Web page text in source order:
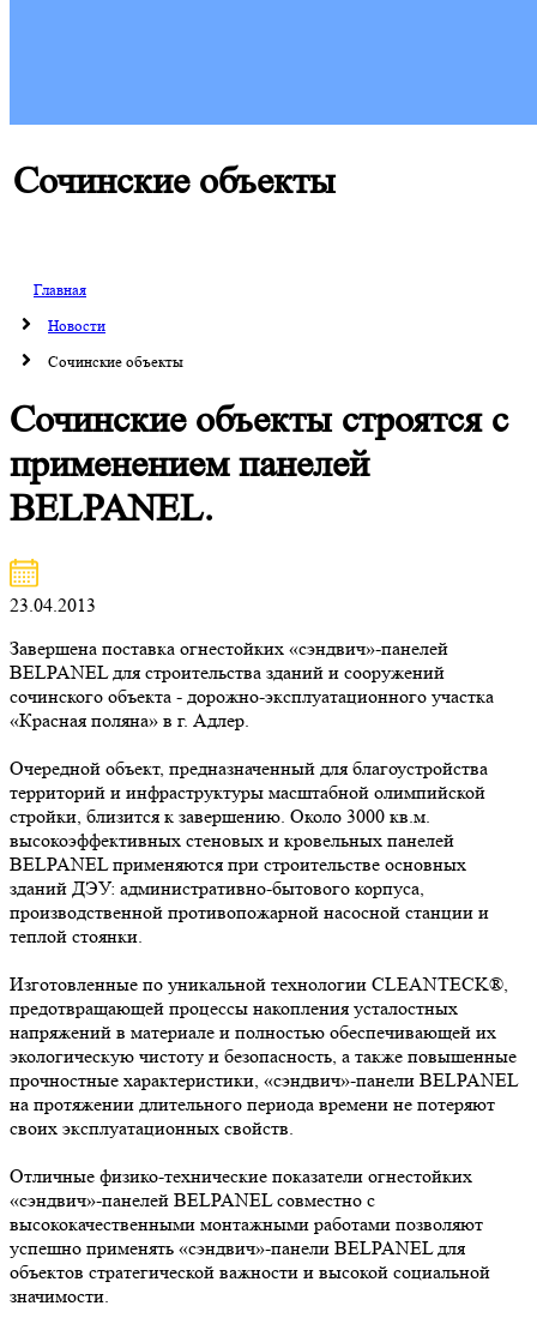
Сочинские объекты
Главная
Новости
Сочинские объекты
Сочинские объекты строятся с
применением панелей
BELPANEL.
23.04.2013
Завершена поставка огнестойких «сэндвич»-панелей
BELPANEL для строительства зданий и сооружений
сочинского объекта - дорожно-эксплуатационного участка
«Красная поляна» в г. Адлер.
Очередной объект, предназначенный для благоустройства
территорий и инфраструктуры масштабной олимпийской
стройки, близится к завершению. Около 3000 кв.м.
высокоэффективных стеновых и кровельных панелей
BELPANEL применяются при строительстве основных
зданий ДЭУ: административно-бытового корпуса,
производственной противопожарной насосной станции и
теплой стоянки.
Изготовленные по уникальной технологии CLEANTECK®,
предотвращающей процессы накопления усталостных
напряжений в материале и полностью обеспечивающей их
экологическую чистоту и безопасность, а также повышенные
прочностные характеристики, «сэндвич»-панели BELPANEL
на протяжении длительного периода времени не потеряют
своих эксплуатационных свойств.
Отличные физико-технические показатели огнестойких
«сэндвич»-панелей BELPANEL совместно с
высококачественными монтажными работами позволяют
успешно применять «сэндвич»-панели BELPANEL для
объектов стратегической важности и высокой социальной
значимости.